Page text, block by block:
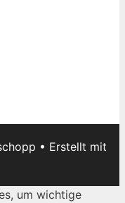
• Erstellt mit
um wichtige